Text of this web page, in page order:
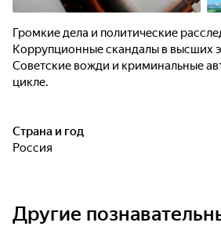
Громкие дела и политические
Коррупционные скандалы в высших
Советские вожди и криминальные
цикле.
Страна и год
Россия
Другие